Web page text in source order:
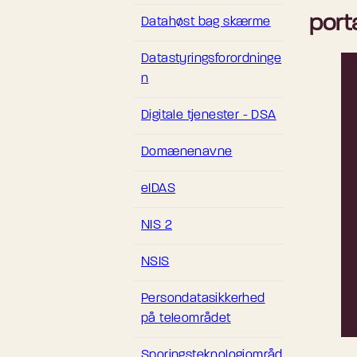
Datahøst bag skærme
Datastyringsforordninge
n
Digitale tjenester - DSA
Domænenavne
eIDAS
NIS 2
NSIS
Persondatasikkerhed
på teleområdet